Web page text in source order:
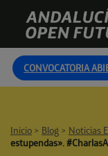
content
Andalucía
Open
Future
CONVOCATORIA
Inicio > Blog > Noticias
estupendas».